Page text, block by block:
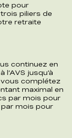
pour
piliers de
retraite
continuez en
jusqu’à
complétez
maximal en
par mois pour
mois pour